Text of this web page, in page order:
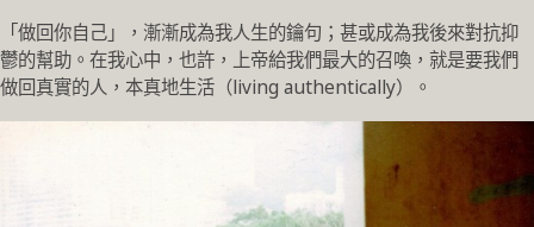
「做回你自己」，漸漸成為我人生的鑰句；甚或成為我後來對抗抑
鬱的幫助。在我心中，也許，上帝給我們最大的召喚，就是要我們
做回真實的人，本真地生活（living authentically）。